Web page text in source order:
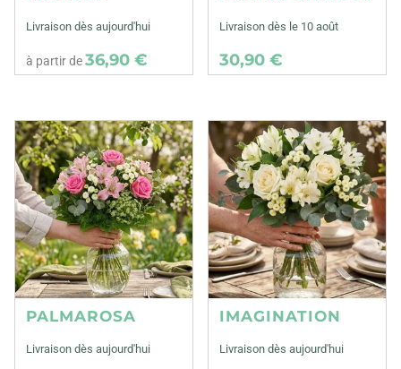
Livraison dès aujourd'hui
à partir de36,90 €
Livraison dès le 10 août
30,90 €
PALMAROSA
Livraison dès aujourd'hui
IMAGINATION
Livraison dès aujourd'hui